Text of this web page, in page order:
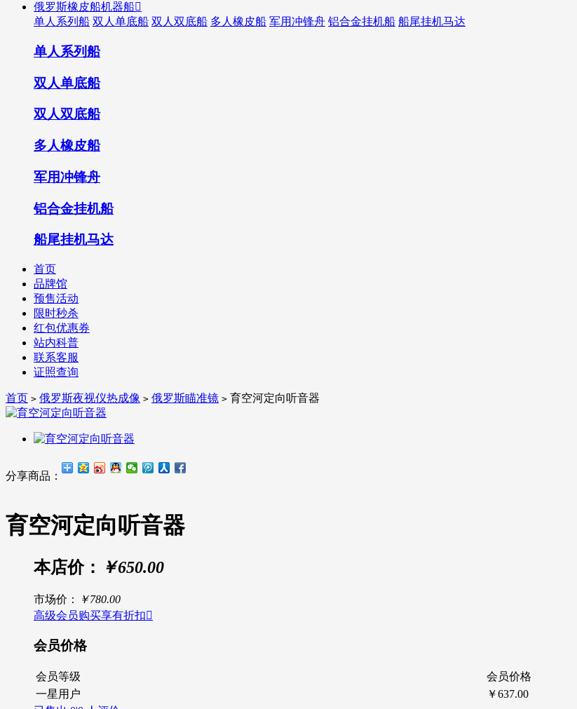
俄罗斯橡皮船机器船
单人系列船 双人单底船 双人双底船 多人橡皮船 军用冲锋舟 铝合金挂机船 船尾挂机马达
单人系列船
双人单底船
双人双底船
多人橡皮船
军用冲锋舟
铝合金挂机船
船尾挂机马达
首页
品牌馆
预售活动
限时秒杀
红包优惠券
站内科普
联系客服
证照查询
首页 > 俄罗斯夜视仪热成像 > 俄罗斯瞄准镜 > 育空河定向听音器
分享商品：
育空河定向听音器
本店价： ￥650.00
市场价：
￥780.00
高级会员购买享有折扣
会员价格
会员等级
会员价格
一星用户
￥637.00